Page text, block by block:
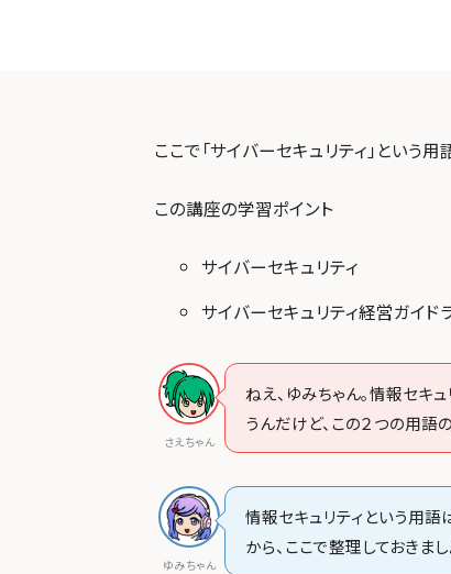
ここで「サイバーセキュリティ」という用
この講座の学習ポイント
サイバーセキュリティ
サイバーセキュリティ経営ガイド
さえちゃん
ねえ、ゆみちゃん。情報セキ
うんだけど、この２つの用語
ゆみちゃん
情報セキュリティという用語
から、ここで整理しておきまし